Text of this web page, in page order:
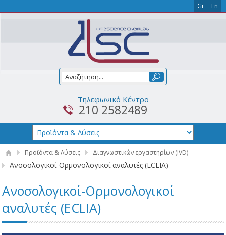
Gr En
Τηλεφωνικό Κέντρο
210 2582489
Προϊόντα & Λύσεις Διαγνωστικών εργαστηρίων (IVD)
Ανοσολογικοί-Ορμονολογικοί αναλυτές (ECLIA)
Ανοσολογικοί-Ορμονολογικοί
αναλυτές (ECLIA)